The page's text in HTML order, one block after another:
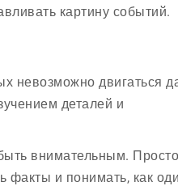
картину событий.
невозможно двигаться
деталей и
внимательным.
факты и понимать, как